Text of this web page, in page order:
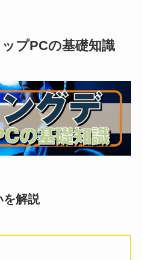
プPCの基礎知識
を解説